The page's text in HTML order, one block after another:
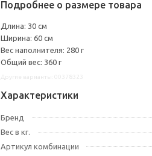
Подробнее о размере товара
Длина: 30 см
Ширина: 60 см
Вес наполнителя: 280 г
Общий вес: 360 г
Характеристики
Бренд
Вес в кг.
Артикул комбинации